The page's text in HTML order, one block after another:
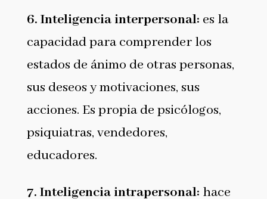
6. Inteligencia interpersonal: es la
capacidad para comprender los
estados de ánimo de otras personas,
sus deseos y motivaciones, sus
acciones. Es propia de psicólogos,
psiquiatras, vendedores,
educadores.
7. Inteligencia intrapersonal: hace